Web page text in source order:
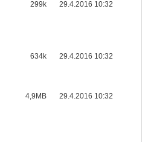
299k 29.4.2016 10:32
634k 29.4.2016 10:32
4,9MB 29.4.2016 10:32